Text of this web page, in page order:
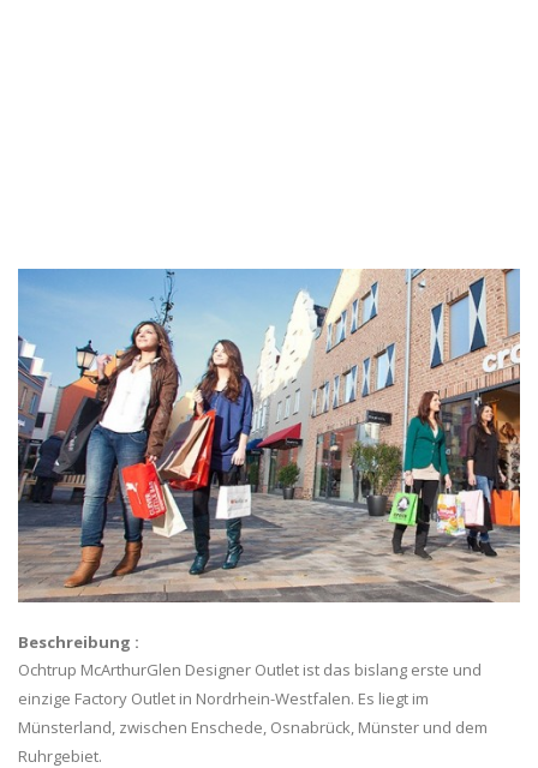
Beschreibung :
Ochtrup McArthurGlen Designer Outlet ist das bislang erste und
einzige Factory Outlet in Nordrhein-Westfalen. Es liegt im
Münsterland, zwischen Enschede, Osnabrück, Münster und dem
Ruhrgebiet.